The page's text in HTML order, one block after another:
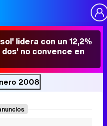
lidera con un 12,2%
no convence en
2008